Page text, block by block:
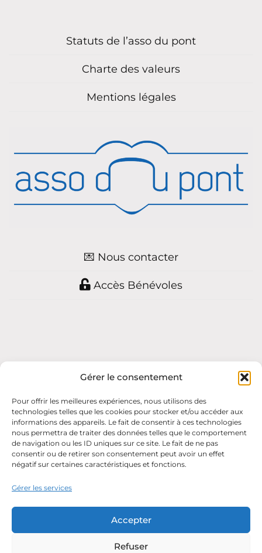
Gérer le consentement
Pour offrir les meilleures expériences, nous utilisons des
technologies telles que les cookies pour stocker et/ou accéder aux
informations des appareils. Le fait de consentir à ces technologies
nous permettra de traiter des données telles que le comportement
de navigation ou les ID uniques sur ce site. Le fait de ne pas
consentir ou de retirer son consentement peut avoir un effet
négatif sur certaines caractéristiques et fonctions.
Gérer les services
Accepter
Refuser
Statuts de l’asso du pont
Charte des valeurs
Mentions légales
💌 Nous contacter
Accès Bénévoles
asso du pont— 2026 — association loi 1901
Politique de confidentialité